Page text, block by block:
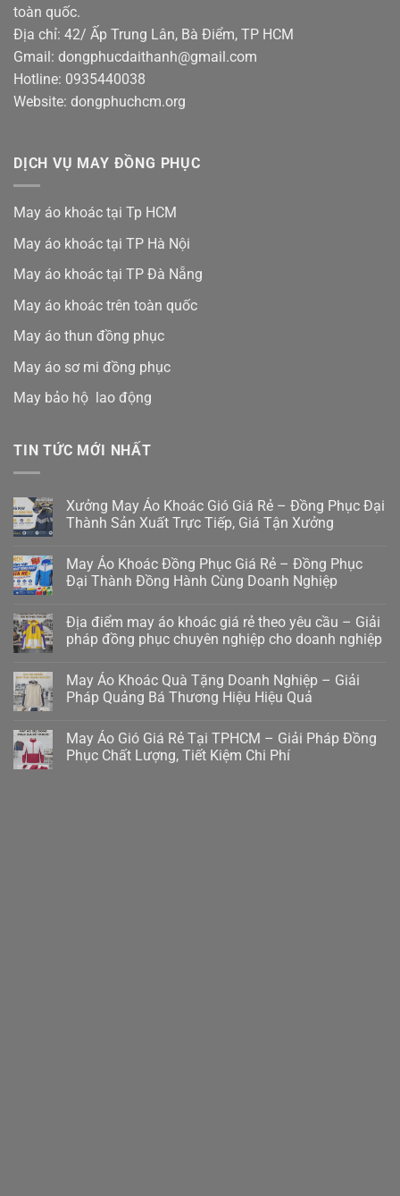
toàn quốc.
Địa chỉ: 42/ Ấp Trung Lân, Bà Điểm, TP HCM
Gmail: dongphucdaithanh@gmail.com
Hotline: 0935440038
Website: dongphuchcm.org
DỊCH VỤ MAY ĐỒNG PHỤC
May áo khoác tại Tp HCM
May áo khoác tại TP Hà Nội
May áo khoác tại TP Đà Nẵng
May áo khoác trên toàn quốc
May áo thun đồng phục
May áo sơ mi đồng phục
May bảo hộ lao động
TIN TỨC MỚI NHẤT
Xưởng May Áo Khoác Gió Giá Rẻ – Đồng Phục Đại
Thành Sản Xuất Trực Tiếp, Giá Tận Xưởng
May Áo Khoác Đồng Phục Giá Rẻ – Đồng Phục
Đại Thành Đồng Hành Cùng Doanh Nghiệp
Địa điểm may áo khoác giá rẻ theo yêu cầu – Giải
pháp đồng phục chuyên nghiệp cho doanh nghiệp
May Áo Khoác Quà Tặng Doanh Nghiệp – Giải
Pháp Quảng Bá Thương Hiệu Hiệu Quả
May Áo Gió Giá Rẻ Tại TPHCM – Giải Pháp Đồng
Phục Chất Lượng, Tiết Kiệm Chi Phí